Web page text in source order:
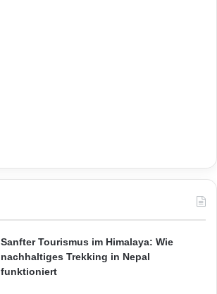
Sanfter Tourismus im Himalaya: Wie
nachhaltiges Trekking in Nepal
funktioniert